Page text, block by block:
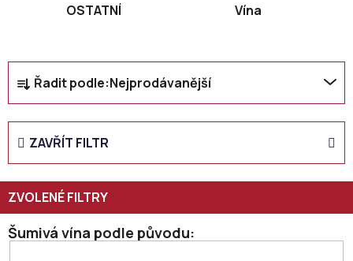
OSTATNÍ Vína
Ř
a
z
n
í
p
r
o
Řadit podle:Nejprodávanější
ZAVŘÍT FILTR
Šumivá vína podle původu